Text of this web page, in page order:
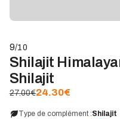
9/10
Shilajit
Shilajit
27.00€24.30€
Type de complément :Shilajit